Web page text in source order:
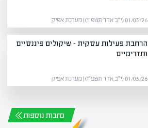
01/03/26 (י״ב אדר תשפ״ו) | מערכת אפיק
הרחבת פעילות עסקית – שיקולים פיננסיים
ותזרימיים
01/03/26 (י״ב אדר תשפ״ו) | מערכת אפיק
כתבות נוספות